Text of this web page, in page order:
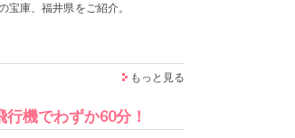
宝庫、福井県をご紹介。
もっと見る
機でわずか60分！